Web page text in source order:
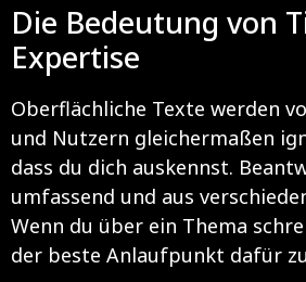
Die Bedeutung von
Expertise
Oberflächliche Texte werden
und Nutzern gleichermaßen
dass du dich auskennst.
umfassend und aus
Wenn du über ein Thema
der beste Anlaufpunkt dafür